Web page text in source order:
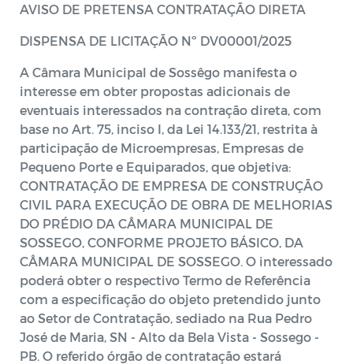
AVISO DE PRETENSA CONTRATAÇÃO DIRETA
DISPENSA DE LICITAÇÃO Nº DV00001/2025
A Câmara Municipal de Sossêgo manifesta o
interesse em obter propostas adicionais de
eventuais interessados na contração direta, com
base no Art. 75, inciso I, da Lei 14.133/21, restrita à
participação de Microempresas, Empresas de
Pequeno Porte e Equiparados, que objetiva:
CONTRATAÇÃO DE EMPRESA DE CONSTRUÇÃO
CIVIL PARA EXECUÇÃO DE OBRA DE MELHORIAS
DO PRÉDIO DA CÂMARA MUNICIPAL DE
SOSSEGO, CONFORME PROJETO BÁSICO, DA
CÂMARA MUNICIPAL DE SOSSEGO. O interessado
poderá obter o respectivo Termo de Referência
com a especificação do objeto pretendido junto
ao Setor de Contratação, sediado na Rua Pedro
José de Maria, SN - Alto da Bela Vista - Sossego -
PB. O referido órgão de contratação estará